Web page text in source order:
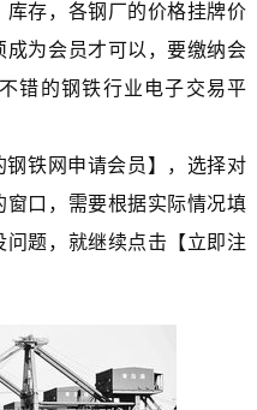
存，各钢厂的价格挂牌价
为会员才可以，要缴纳会
错的钢铁行业电子交易平
铁网申请会员】，选择对
口，需要根据实际情况填
题，就继续点击【立即注